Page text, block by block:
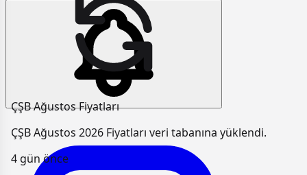
ÇŞB Ağustos Fiyatları
ÇŞB Ağustos 2026 Fiyatları veri tabanına yüklendi.
4 gün önce